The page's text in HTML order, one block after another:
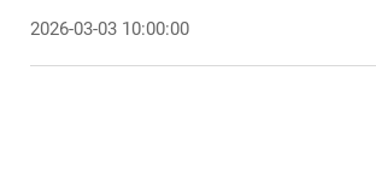
2026-03-03 10:00:00